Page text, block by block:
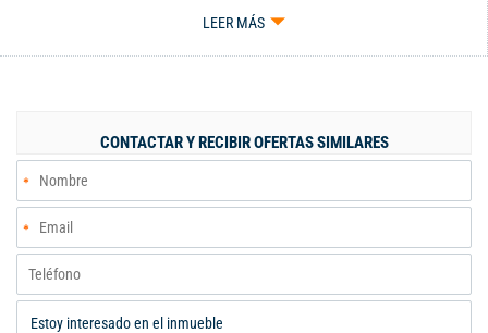
cuenta con cinco amplias habitaciones y tres baños,
para quienes desean disfrutar de un hogar generoso y acogedor.
cuarto, baño social. patio posterior y patio de ropas. Piso 2, 4
alcobas, sala tv. 2 baños, Ubicada en un estrato 5, la zona
ofrece accesibilidad a importantes vías, comercio local y
espacios recreativos. No deje pasar la oportunidad de adquirir
este hogar que combina confort y ubicación privilegiada.
Contáctenos para más información y agendar su visita.
LEER MÁS
CONTACTAR Y RECIBIR OFERTAS SIMILARES